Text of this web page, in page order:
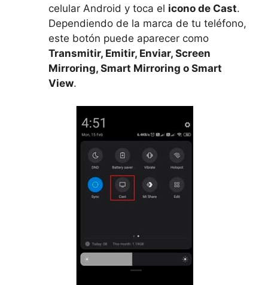
celular Android y toca el icono de Cast.
Dependiendo de la marca de tu teléfono,
este botón puede aparecer como
Transmitir, Emitir, Enviar, Screen
Mirroring, Smart Mirroring o Smart
View.